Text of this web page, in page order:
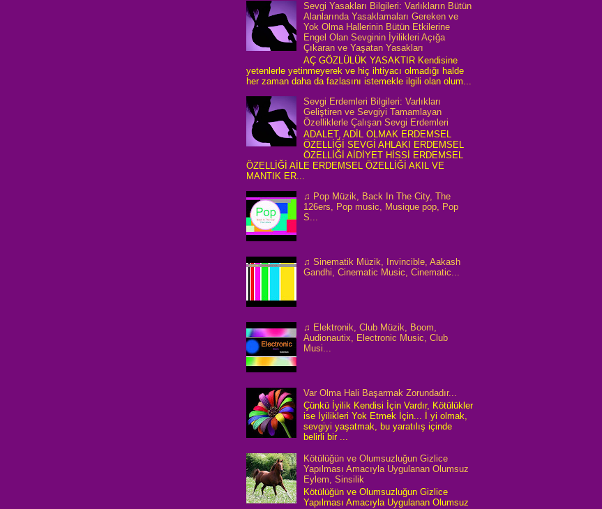
Sevgi Yasakları Bilgileri: Varlıkların Bütün
Alanlarında Yasaklamaları Gereken ve
Yok Olma Hallerinin Bütün Etkilerine
Engel Olan Sevginin İyilikleri Açığa
Çıkaran ve Yaşatan Yasakları
AÇ GÖZLÜLÜK YASAKTIR Kendisine
yetenlerle yetinmeyerek ve hiç ihtiyacı olmadığı halde
her zaman daha da fazlasını istemekle ilgili olan olum...
Sevgi Erdemleri Bilgileri: Varlıkları
Geliştiren ve Sevgiyi Tamamlayan
Özelliklerle Çalışan Sevgi Erdemleri
ADALET, ADİL OLMAK ERDEMSEL
ÖZELLİĞİ SEVGİ AHLAKI ERDEMSEL
ÖZELLİĞİ AİDİYET HİSSİ ERDEMSEL
ÖZELLİĞİ AİLE ERDEMSEL ÖZELLİĞİ AKIL VE
MANTIK ER...
♫ Pop Müzik, Back In The City, The
126ers, Pop music, Musique pop, Pop
S...
♫ Sinematik Müzik, Invincible, Aakash
Gandhi, Cinematic Music, Cinematic...
♫ Elektronik, Club Müzik, Boom,
Audionautix, Electronic Music, Club
Musi...
Var Olma Hali Başarmak Zorundadır...
Çünkü İyilik Kendisi İçin Vardır, Kötülükler
ise İyilikleri Yok Etmek İçin... İ yi olmak,
sevgiyi yaşatmak, bu yaratılış içinde
belirli bir ...
Kötülüğün ve Olumsuzluğun Gizlice
Yapılması Amacıyla Uygulanan Olumsuz
Eylem, Sinsilik
Kötülüğün ve Olumsuzluğun Gizlice
Yapılması Amacıyla Uygulanan Olumsuz